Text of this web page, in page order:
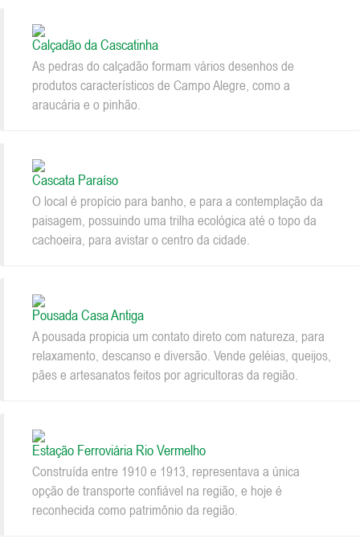
Calçadão da Cascatinha
As pedras do calçadão formam vários desenhos de
produtos característicos de Campo Alegre, como a
araucária e o pinhão.
Cascata Paraíso
O local é propício para banho, e para a contemplação da
paisagem, possuindo uma trilha ecológica até o topo da
cachoeira, para avistar o centro da cidade.
Pousada Casa Antiga
A pousada propicia um contato direto com natureza, para
relaxamento, descanso e diversão. Vende geléias, queijos,
pães e artesanatos feitos por agricultoras da região.
Estação Ferroviária Rio Vermelho
Construída entre 1910 e 1913, representava a única
opção de transporte confiável na região, e hoje é
reconhecida como patrimônio da região.